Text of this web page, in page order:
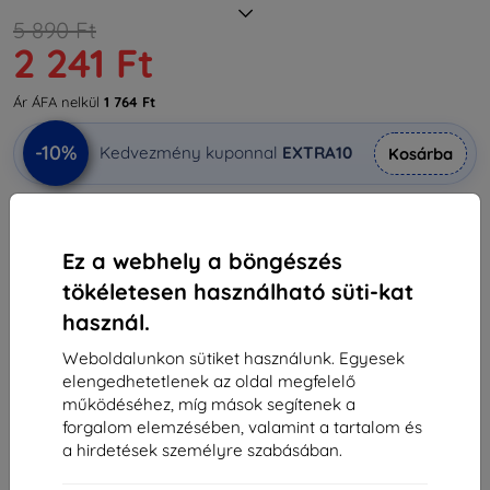
Ez a webhely a böngészés
tökéletesen használható süti-kat
használ.
Weboldalunkon sütiket használunk. Egyesek
elengedhetetlenek az oldal megfelelő
működéséhez, míg mások segítenek a
forgalom elemzésében, valamint a tartalom és
a hirdetések személyre szabásában.
5 890 Ft
2 241 Ft
Ár ÁFA nelkül 1 764 Ft
-10% Kedvezmény kuponnal EXTRA10 Kosárba
Mennyiségi kedvezmények
2db
10%
2 241 Ft/db